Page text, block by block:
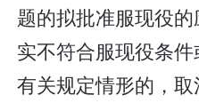
题的拟批准服现役
实不符合服现役条
有关规定情形的，